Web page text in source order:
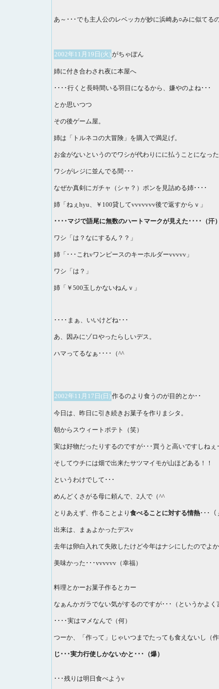
あ～･･･でも主人公のレベッカが妙に浜崎あ○みに似てる
2002年11月19日(火)がちゃぽん
姉に付き合わされ夜に本屋へ
････行くと長時間いる羽目になるから、嫌やのよね･･･
とか思いつつ
その後ゲーム屋。
姉は「トルネコの大冒険」を購入で満足げ。
お金がないというのでワシが代わりにに払うことになっ
ワシがレジに並んでる間･･･
なぜか真剣にガチャ（シャ？）ポンを見詰める姉････
姉「ねぇhyu、￥100貸してvvvvvvv後で返すからｖ」
････マジで語尾に無数のハートマークが見えた････（汗
ワシ「は？なにするん？？」
姉「･･･これvワンピースのキーホルダーvvvvv」
ワシ「は？」
姉「￥500玉しかないねんｖ」
････まぁ、いいけどね･･･
あ、因みにゾロやったらしいデス。
ハマってるなぁ････（^^ゞ
2002年11月17日(日)作るのより食うのが目的とか･･
今日は、昨日に引き続きお菓子を作りまシタ。
朝からスウィートポテト（笑）
実は好物だったりするのですが･･･買うと高いですしねぇ
そしてウチには畑で出来たサツマイモが山ほどある！！
というわけでして･･･
めんどくさがる母に頼んで、2人で（^^ゞ
とりあえず、作ることより 食べることに対する情熱･･･（
出来は、まぁよかったデスv
去年は卵白入れて失敗したけど今年はナシにしたのでよ
美味かった･･･vvvvvv（幸福）
料理とかーお菓子作るとカー
なぁんかガラでない気がするのですが･･･（というかよく
････実はマメなんで（何）
つーか、「作って」じゃいつまでたっても食えないし（
じ･･･実力行使しかないかと･･･（爆）
･･･残りは明日食べようv